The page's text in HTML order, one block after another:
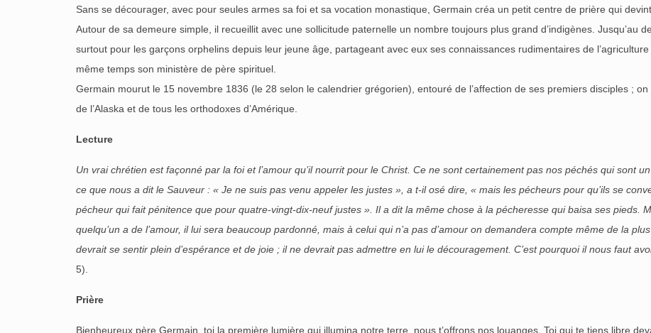
Sans se décourager, avec pour seules armes sa foi et sa vocation monastique, Germain créa un petit centre de prière qui
Autour de sa demeure simple, il recueillit avec une sollicitude paternelle un nombre toujours plus grand d’indigènes. Jusqu’au
surtout pour les garçons orphelins depuis leur jeune âge, partageant avec eux ses connaissances rudimentaires de
même temps son ministère de père spirituel.
Germain mourut le 15 novembre 1836 (le 28 selon le calendrier grégorien), entouré de l’affection de ses premiers disciples ;
de l’Alaska et de tous les orthodoxes d’Amérique.
Lecture
Un vrai chrétien est façonné par la foi et l’amour qu’il nourrit pour le Christ. Ce ne sont certainement pas nos péchés qui sont
ce que nous a dit le Sauveur : « Je ne suis pas venu appeler les justes », a t-il osé dire, « mais les pécheurs pour qu’ils se
pécheur qui fait pénitence que pour quatre-vingt-dix-neuf justes ». Il a dit la même chose à la pécheresse qui baisa ses pieds.
quelqu’un a de l’amour, il lui sera beaucoup pardonné, mais à celui qui n’a pas d’amour on demandera compte même de la
devrait se sentir plein d’espérance et de joie ; il ne devrait pas admettre en lui le découragement. C’est pourquoi il nous faut
5).
Prière
Bienheureux père Germain, toi la première lumière qui illumina notre terre, nous t’offrons nos louanges. Toi qui te tiens libre